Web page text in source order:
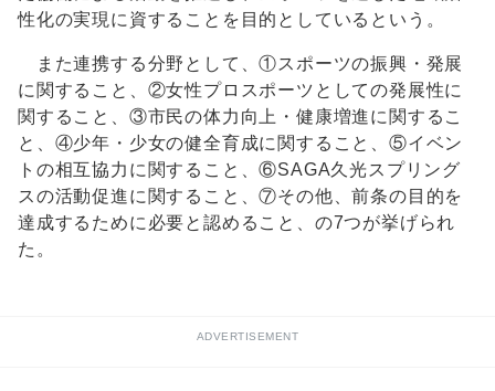
性化の実現に資することを目的としているという。
また連携する分野として、①スポーツの振興・発展
に関すること、②女性プロスポーツとしての発展性に
関すること、③市民の体力向上・健康増進に関するこ
と、④少年・少女の健全育成に関すること、⑤イベン
トの相互協力に関すること、⑥SAGA久光スプリング
スの活動促進に関すること、⑦その他、前条の目的を
達成するために必要と認めること、の7つが挙げられ
た。
ADVERTISEMENT